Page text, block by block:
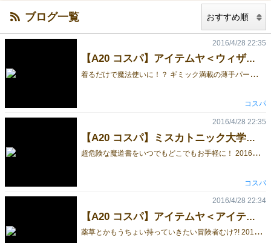
ブログ一覧
【A20 コスパ】アイテムヤ＜ウィザードパーカー 天竺Ver.＞【先行販売】
着
るだけで魔法使いに！？ ギミック満載の薄手パーカー！！ 独特な形状のフードはワイヤー入りで、好みの形状をキープ可能。 ライダース風の袖のファスナーを開くと、なんと袖口が広がって魔法使いっぽくなるという前代未聞のパーカーです。 着心地抜群な程よい薄さのパーカーは、暖かい季節はそのまま、寒い季節では重ね着して、3シーズン着まわせます！ もちろん普段の着用時には「普通の町の住人」に偽装できるので魔法使いバレの心配もなし。 ウィザードパーカーを装備すれば、傘も魔法の杖に！普段の街も冒険のステージに見えてくるかも！！ 2016年5月5日「ゲームマーケット2016春」コスパブース（A20）先行販売！ サイズ：M.L.LX カラー:ブラック、レッド 価 格:11000円+税 ※商品情報に間違いがございました。皆様へは、ご迷惑をお掛けし大変申し訳ございませんでした。 ーーーーーーーーーーーーーーーーーー ▼『ゲームマーケット2016春』出展情報 http://www.cospa.com/event/id/12100 ▼アイテムヤ とは----- RPGへのオマージュを込めたステータスアップアイテムなど、様々な装備を続々入荷中！ http://www.cospa.com/itemya/ (C)COSPA
2016/4/28 22:35
コスパ
【A20 コスパ】ミスカトニック大学購買部＜ネクロノミコン ブックカバー＞【先行販売】
超
危険な魔道書をいつでもどこでもお手軽に！ 2016年5月5日「ゲームマーケット2016春」コスパブース（A20）先行販売！ サイズ：文庫版サイズ（16.5×32.5cm） 素 材：100％ 価 格：1,000円＋税 ーーーーーーーーーーーーーーーーーー ▼『ゲームマーケット2016春』出展情報 http://www.cospa.com/event/id/12100 ▼ミスカトニック大学購買部 とは--- H.P.ラブクラフトが創作した架空の宇宙神話体系、「クトゥルフ神話」をモチーフにしたシリーズ。熱狂的な愛好者たちを数多く持ち、小説、コミック、ゲーム、アニメなどさまざまな作品に繰り返し登場するこの神話世界を、コスパ的解釈でデザインした全宇宙待望のグッズがその姿を現す！ http://www.cospa.com/miskatonic/ (C)COSPA
2016/4/28 22:35
コスパ
【A20 コスパ】アイテムヤ＜アイテム袋＋２＞【先行販売】
薬
草とかもうちょい持っていきたい冒険者むけ?! 2016年5月5日「ゲームマーケット2016春」コスパブース（A20）先行販売！ サイズ：縦27×横48×マチ16cm 素 材：ポリエステル 耐荷重：5.0kg 価 格：4,200円+税 ーーーーーーーーーーーーーーーーーー ▼『ゲームマーケット2016春』出展情報 http://www.cospa.com/event/id/12100 ▼アイテムヤ とは----- RPGへのオマージュを込めたステータスアップアイテムなど、様々な装備を続々入荷中！ http://www.cospa.com/itemya/ (C)COSPA
2016/4/28 22:34